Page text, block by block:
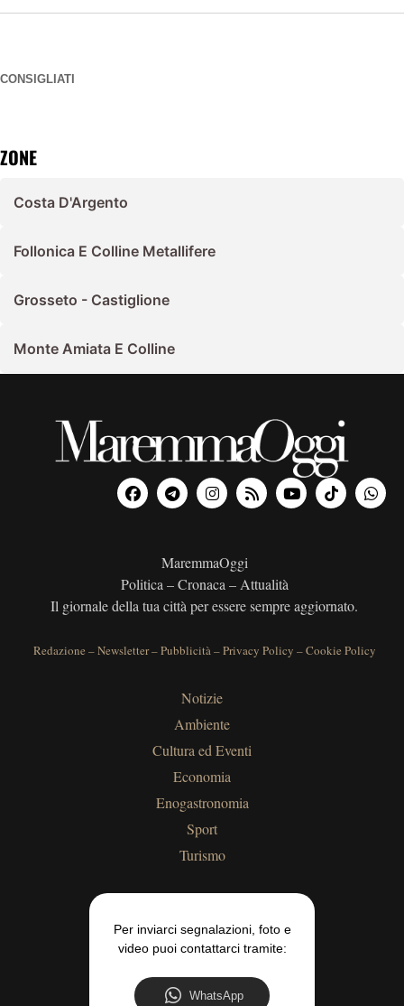
CONSIGLIATI
ZONE
Costa D'Argento
Follonica E Colline Metallifere
Grosseto - Castiglione
Monte Amiata E Colline
MaremmaOggi
Politica – Cronaca – Attualità
Il giornale della tua città per essere sempre aggiornato.
Redazione –Newsletter–Pubblicità–Privacy Policy –Cookie Policy
Notizie
Ambiente
Cultura ed Eventi
Economia
Enogastronomia
Sport
Turismo
Per inviarci segnalazioni, foto e
video puoi contattarci tramite:
WhatsApp